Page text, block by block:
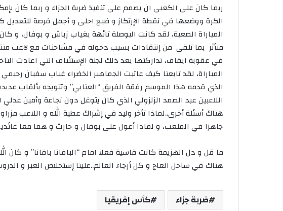
ربما كان على الكعبي ان يصمم على تنفيذ ضربة الجزاء و ربما كان
الكرة ووضعها في نقطة الإرتكاز و ضيع احلى و أجمل فرصة للتعديل
المباراة الصعبة، لقد كانت البوصلة تائهة بغياب زباش و بوفال، و
متأثر بما تلقى من إنتقادات بسبب دخوله في مشاحنات مع لاعب
في عقوبة ايقاف، تداركتها بعد ذلك لجنة الإستئناف التي اعادت
المباراة، لقد تابعنا كيف عاتبت الجماهير الخضراء غياب سفيان رحيمي
الذي قدمه هذا الموسم رفقة الفريق “العنابي” وتتويجه بألقاب
اللاعبين عبد الصمد الزلزولي الذي كان يتوغل دون نجاعة وأمين
هناك أسئلة أخرى..لماذا تأخر وليد في إشراك عطية الله و اللاعب
جاهزا في الملعب، و لماذا أعول على بوفال و حارث و هما معا
ما قل و دل الهزيمة كانت قاسية فعلا امام “البافانا بافانا” و كان
هناك في ساحل العاج و كل أرجاء العالم..علينا إستخلاص العبر و
ضربة جزاء كأس إفريقيا